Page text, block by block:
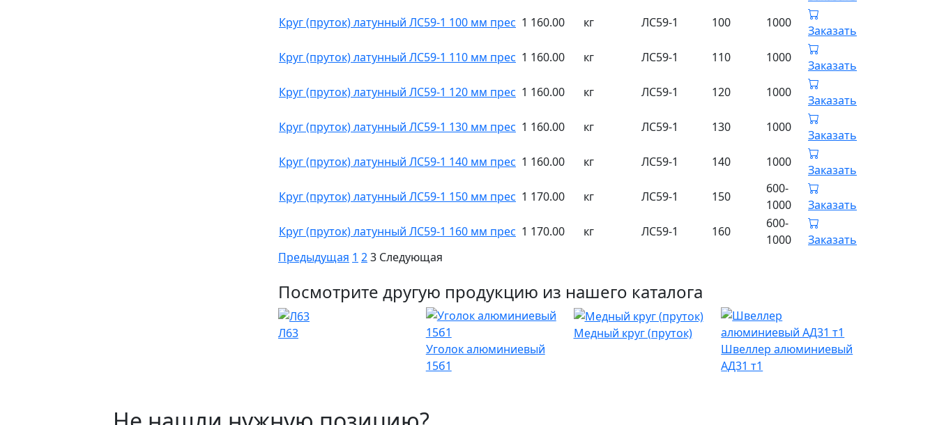
Круг (пруток) латунный ЛС59-1 100 мм прес 1 160.00 кг ЛС59-1 100 1000
Заказать
Круг (пруток) латунный ЛС59-1 110 мм прес 1 160.00 кг ЛС59-1 110 1000
Заказать
Круг (пруток) латунный ЛС59-1 120 мм прес 1 160.00 кг ЛС59-1 120 1000
Заказать
Круг (пруток) латунный ЛС59-1 130 мм прес 1 160.00 кг ЛС59-1 130 1000
Заказать
Круг (пруток) латунный ЛС59-1 140 мм прес 1 160.00 кг ЛС59-1 140 1000
Заказать
Круг (пруток) латунный ЛС59-1 150 мм прес 1 170.00 кг ЛС59-1 150
600-
1000
Заказать
Круг (пруток) латунный ЛС59-1 160 мм прес 1 170.00 кг ЛС59-1 160
600-
1000
Заказать
Предыдущая 1 23 Следующая
Посмотрите другую продукцию из нашего каталога
Л63
Уголок алюминиевый
15б1
Медный круг (пруток)
Швеллер алюминиевый
АД31 т1